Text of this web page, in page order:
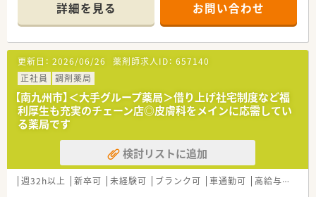
運営しており、医療から介護・療育まで幅広く事業を展開してお
ります。
■目指す医療は、「きく」医療。患者様・利用者様のお話を聴き、な
にげない会話からその方の想いや状態を汲み取ることが、ひとり
ひとりに応じた「効く」医療・介護につながるように患者様ファ
ーストの意識を持って運営しております。
■地域のお祭り・講演会・ボランティアの受け入れなど活動にも
力を入れており、地域の根付いた病院です。
■病院の前には足湯が入れるスペースがあり、地域の方が集まれ
るスペースなどもございます。
■年間休日が109日になり、年末年始もしっかりとお休みを取る
ことができます。
■病院勤務者の30％以上は鹿児島市内よりご勤務されており、
道も混まない為鹿児島市内にお住いの方も大歓迎です。
詳細を見る お問い合わせ
更新日： 2026/06/26 薬剤師求人ID： 657140
正社員
調剤薬局
【南九州市】＜大手グループ薬局＞借り上げ社宅制度など福
利厚生も充実のチェーン店◎皮膚科をメインに応需してい
る薬局です
検討リストに追加
週32h以上 新卒可 未経験可 ブランク可 車通勤可 高給与(600万円以上)